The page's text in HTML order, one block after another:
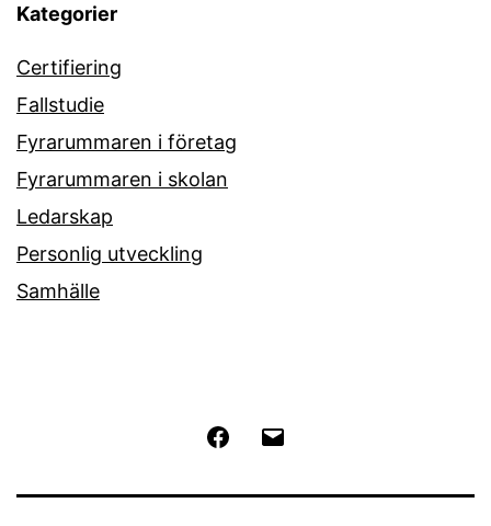
Kategorier
Certifiering
Fallstudie
Fyrarummaren i företag
Fyrarummaren i skolan
Ledarskap
Personlig utveckling
Samhälle
Facebook